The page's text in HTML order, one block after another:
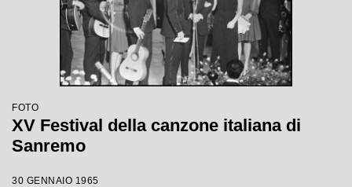
FOTO
XV Festival della canzone italiana di
Sanremo
30 GENNAIO 1965